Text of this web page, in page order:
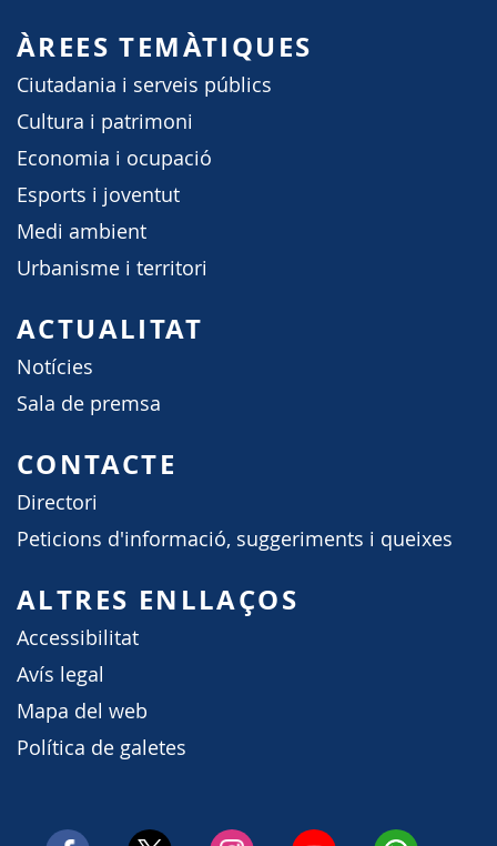
ÀREES TEMÀTIQUES
Ciutadania i serveis públics
Cultura i patrimoni
Economia i ocupació
Esports i joventut
Medi ambient
Urbanisme i territori
ACTUALITAT
Notícies
Sala de premsa
CONTACTE
Directori
Peticions d'informació, suggeriments i queixes
ALTRES ENLLAÇOS
Accessibilitat
Avís legal
Mapa del web
Política de galetes